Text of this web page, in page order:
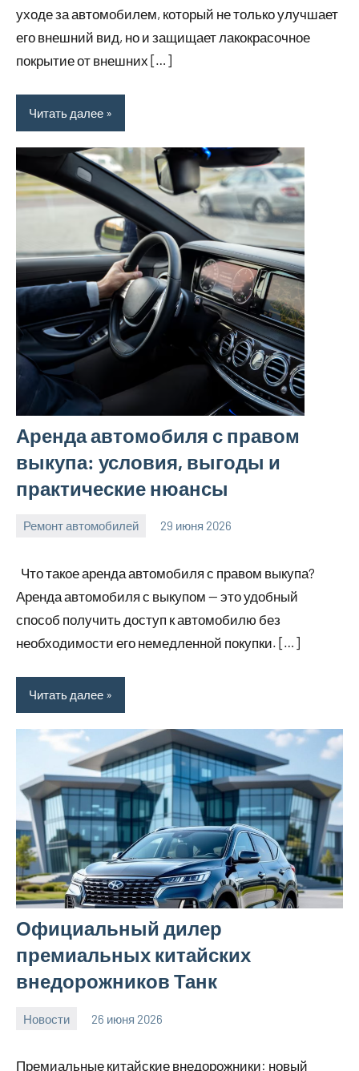
уходе за автомобилем, который не только улучшает
его внешний вид, но и защищает лакокрасочное
покрытие от внешних […]
Читать далее
Аренда автомобиля с правом
выкупа: условия, выгоды и
практические нюансы
Ремонт автомобилей 29 июня 2026
Что такое аренда автомобиля с правом выкупа?
Аренда автомобиля с выкупом — это удобный
способ получить доступ к автомобилю без
необходимости его немедленной покупки. […]
Читать далее
Официальный дилер
премиальных китайских
внедорожников Танк
Новости 26 июня 2026
Премиальные китайские внедорожники: новый